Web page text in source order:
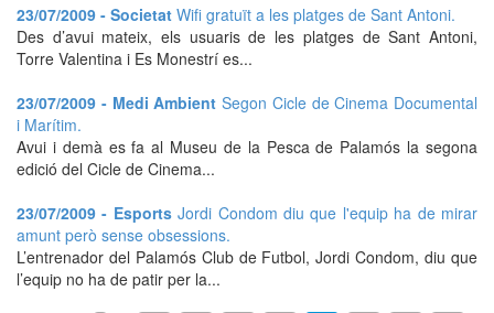
23/07/2009 - Societat Wifi gratuït a les platges de Sant Antoni.
Des d’avui mateix, els usuaris de les platges de Sant Antoni,
Torre Valentina i Es Monestrí es...
23/07/2009 - Medi Ambient Segon Cicle de Cinema Documental
i Marítim.
Avui i demà es fa al Museu de la Pesca de Palamós la segona
edició del Cicle de Cinema...
23/07/2009 - EsportsJordi Condom diu que l'equip ha de mirar
amunt però sense obsessions.
L’entrenador del Palamós Club de Futbol, Jordi Condom, diu que
l’equip no ha de patir per la...